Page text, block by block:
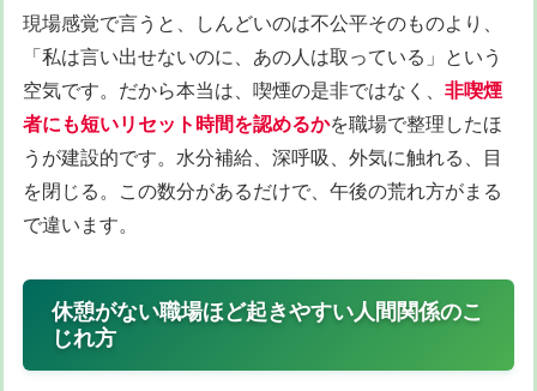
現場感覚で言うと、しんどいのは不公平そのものより、
「私は言い出せないのに、あの人は取っている」という
空気です。だから本当は、喫煙の是非ではなく、 非喫煙
者にも短いリセット時間を認めるかを職場で整理したほ
うが建設的です。水分補給、深呼吸、外気に触れる、目
を閉じる。この数分があるだけで、午後の荒れ方がまる
で違います。
休憩がない職場ほど起きやすい人間関係のこ
じれ方